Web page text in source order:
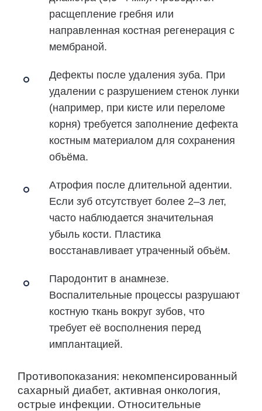
расщепление гребня или
направленная костная регенерация с
мембраной.
Дефекты после удаления зуба. При
удалении с разрушением стенок лунки
(например, при кисте или переломе
корня) требуется заполнение дефекта
костным материалом для сохранения
объёма.
Атрофия после длительной адентии.
Если зуб отсутствует более 2–3 лет,
часто наблюдается значительная
убыль кости. Пластика
восстанавливает утраченный объём.
Пародонтит в анамнезе.
Воспалительные процессы разрушают
костную ткань вокруг зубов, что
требует её восполнения перед
имплантацией.
Противопоказания: некомпенсированный
сахарный диабет, активная онкология,
острые инфекции. Относительные